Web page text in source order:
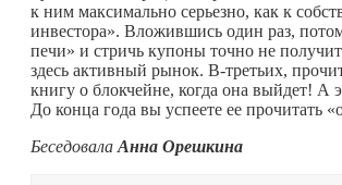
к ним максимально серьезно, как к
инвестора». Вложившись один раз,
печи» и стричь купоны точно не
здесь активный рынок. В-третьих,
книгу о блокчейне, когда она выйдет! А
До конца года вы успеете ее прочитать
Беседовала Анна Орешкина